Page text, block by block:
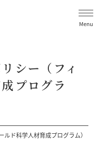
Menu
シー（フィ
プログラ
ド科学人材育成プログラム）